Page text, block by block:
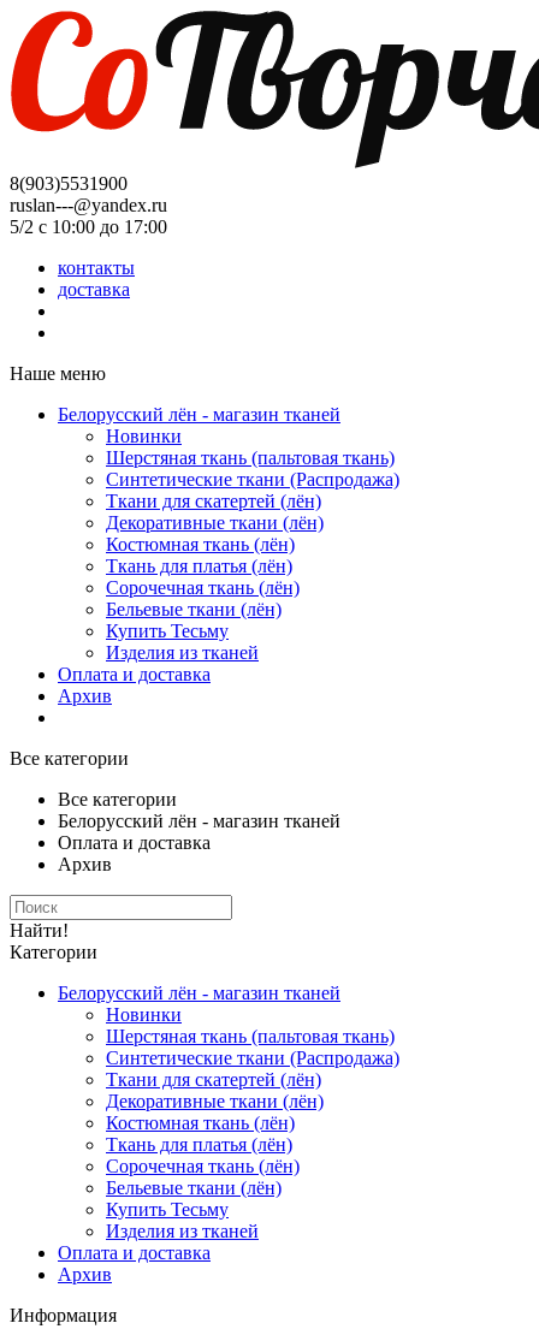
8(903)5531900
ruslan---@yandex.ru
5/2 с 10:00 до 17:00
контакты
доставка
Наше меню
Белорусский лён - магазин тканей
Новинки
Шерстяная ткань (пальтовая ткань)
Синтетические ткани (Распродажа)
Ткани для скатертей (лён)
Декоративные ткани (лён)
Костюмная ткань (лён)
Ткань для платья (лён)
Сорочечная ткань (лён)
Бельевые ткани (лён)
Купить Тесьму
Изделия из тканей
Оплата и доставка
Архив
Все категории
Все категории
Белорусский лён - магазин тканей
Оплата и доставка
Архив
Найти!
Категории
Белорусский лён - магазин тканей
Новинки
Шерстяная ткань (пальтовая ткань)
Синтетические ткани (Распродажа)
Ткани для скатертей (лён)
Декоративные ткани (лён)
Костюмная ткань (лён)
Ткань для платья (лён)
Сорочечная ткань (лён)
Бельевые ткани (лён)
Купить Тесьму
Изделия из тканей
Оплата и доставка
Архив
Информация